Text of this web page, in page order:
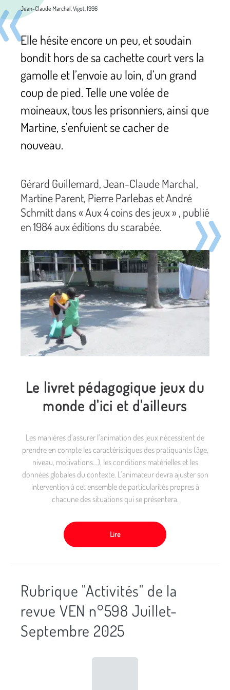
Jean-Claude Marchal, Vigot, 1996
Elle hésite encore un peu, et soudain
bondit hors de sa cachette court vers la
gamolle et l’envoie au loin, d’un grand
coup de pied. Telle une volée de
moineaux, tous les prisonniers, ainsi que
Martine, s’enfuient se cacher de
nouveau.
Gérard Guillemard, Jean-Claude Marchal,
Martine Parent, Pierre Parlebas et André
Schmitt dans « Aux 4 coins des jeux » , publié
en 1984 aux éditions du scarabée.
Le livret pédagogique jeux du
monde d'ici et d'ailleurs
Les manières d’assurer l’animation des jeux nécessitent de
prendre en compte les caractéristiques des pratiquants (âge,
niveau, motivations…), les conditions matérielles et les
données globales du contexte. L’animateur devra ajuster son
intervention à cet ensemble de particularités propres à
chacune des situations qui se présentera.
Lire
Rubrique "Activités" de la
revue VEN n°598 Juillet-
Septembre 2025